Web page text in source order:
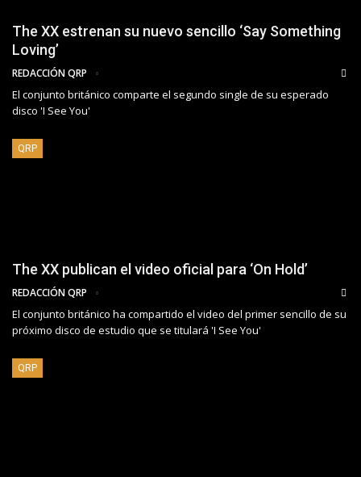
The XX estrenan su nuevo sencillo ‘Say Something
Loving’
REDACCIÓN QRP
El conjunto británico comparte el segundo single de su esperado
disco 'I See You'
QRP
The XX publican el video oficial para ‘On Hold’
REDACCIÓN QRP
El conjunto británico ha compartido el video del primer sencillo de su
próximo disco de estudio que se titulará 'I See You'
QRP